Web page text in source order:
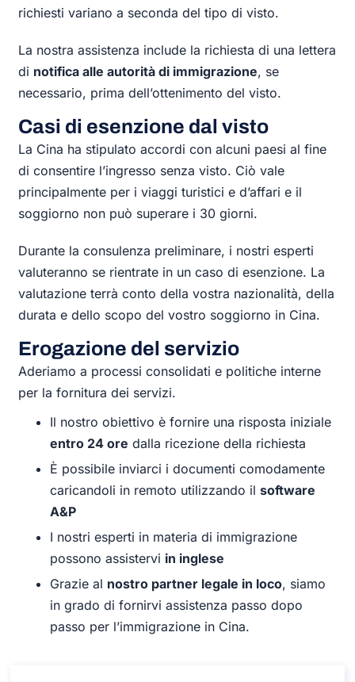
richiesti variano a seconda del tipo di visto.
La nostra assistenza include la richiesta di una lettera
di notifica alle autorità di immigrazione, se
necessario, prima dell’ottenimento del visto.
Casi di esenzione dal visto
La Cina ha stipulato accordi con alcuni paesi al fine
di consentire l’ingresso senza visto. Ciò vale
principalmente per i viaggi turistici e d’affari e il
soggiorno non può superare i 30 giorni.
Durante la consulenza preliminare, i nostri esperti
valuteranno se rientrate in un caso di esenzione. La
valutazione terrà conto della vostra nazionalità, della
durata e dello scopo del vostro soggiorno in Cina.
Erogazione del servizio
Aderiamo a processi consolidati e politiche interne
per la fornitura dei servizi.
Il nostro obiettivo è fornire una risposta iniziale
entro 24 ore dalla ricezione della richiesta
È possibile inviarci i documenti comodamente
caricandoli in remoto utilizzando ilsoftware
A&P
I nostri esperti in materia di immigrazione
possono assistervi in inglese
Grazie al nostro partner legale in loco, siamo
in grado di fornirvi assistenza passo dopo
passo per l’immigrazione in Cina.